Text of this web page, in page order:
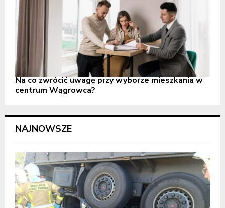
Na co zwrócić uwagę przy wyborze mieszkania w
centrum Wągrowca?
NAJNOWSZE